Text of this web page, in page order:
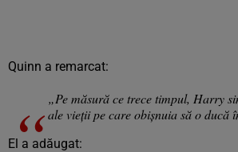
Quinn a remarcat:
„Pe măsură ce trece timpul, Harry
ale vieții pe care obișnuia să o ducă
El a adăugat: